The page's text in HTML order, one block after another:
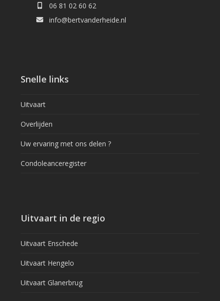
06 81 02 60 62
info@bertvanderheide.nl
Snelle links
Uitvaart
Overlijden
Uw ervaring met ons delen ?
Condoleanceregister
Uitvaart in de regio
Uitvaart Enschede
Uitvaart Hengelo
Uitvaart Glanerbrug